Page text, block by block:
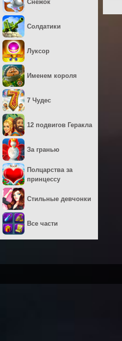
Снежок
Солдатики
Луксор
Именем короля
7 Чудес
12 подвигов Геракла
За гранью
Полцарства за
принцессу
Стильные девчонки
Все части